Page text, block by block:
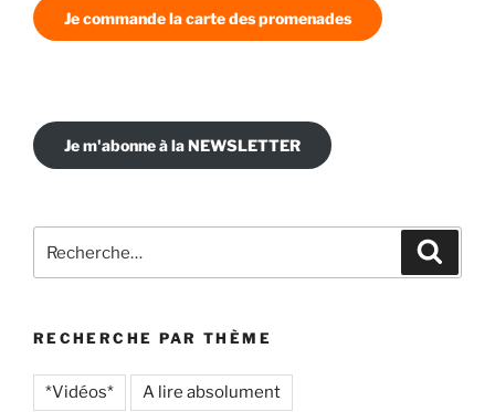
Je commande la carte des promenades
Je m'abonne à la NEWSLETTER
pour
RECHERCHE PAR THÈME
*Vidéos* A lire absolument